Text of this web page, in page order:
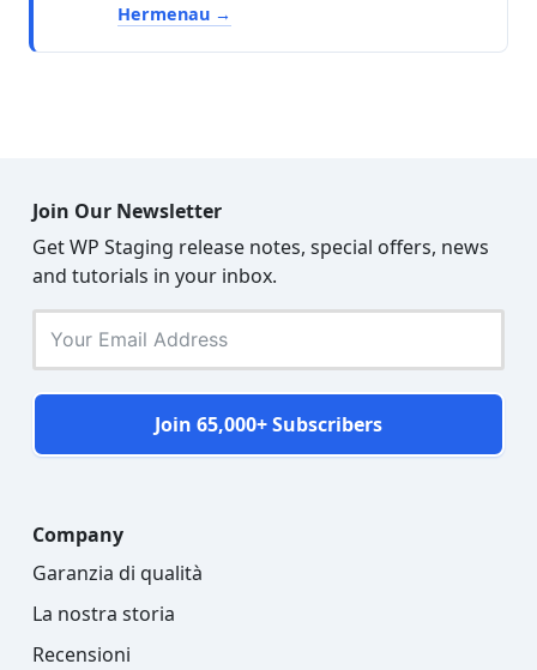
Hermenau
Join Our Newsletter
Get WP Staging release notes, special offers, news
and tutorials in your inbox.
Join 65,000+ Subscribers
Company
Garanzia di qualità
La nostra storia
Recensioni